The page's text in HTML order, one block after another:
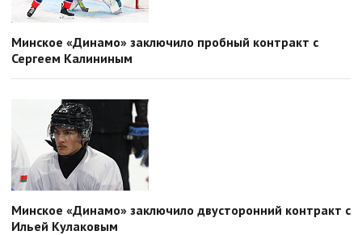
Минское «Динамо» заключило пробный контракт с
Сергеем Калининым
Минское «Динамо» заключило двусторонний контракт с
Ильей Кулаковым